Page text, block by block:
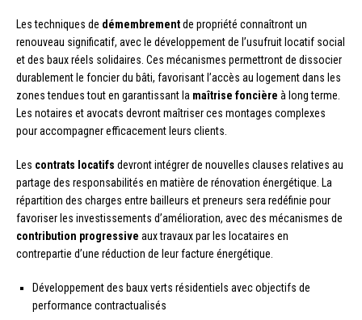
Les techniques de démembrementde propriété connaîtront un
renouveau significatif, avec le développement de l’usufruit locatif social
et des baux réels solidaires. Ces mécanismes permettront de dissocier
durablement le foncier du bâti, favorisant l’accès au logement dans les
zones tendues tout en garantissant la maîtrise foncière à long terme.
Les notaires et avocats devront maîtriser ces montages complexes
pour accompagner efficacement leurs clients.
Les contrats locatifs devront intégrer de nouvelles clauses relatives au
partage des responsabilités en matière de rénovation énergétique. La
répartition des charges entre bailleurs et preneurs sera redéfinie pour
favoriser les investissements d’amélioration, avec des mécanismes de
contribution progressive aux travaux par les locataires en
contrepartie d’une réduction de leur facture énergétique.
Développement des baux verts résidentiels avec objectifs de
performance contractualisés